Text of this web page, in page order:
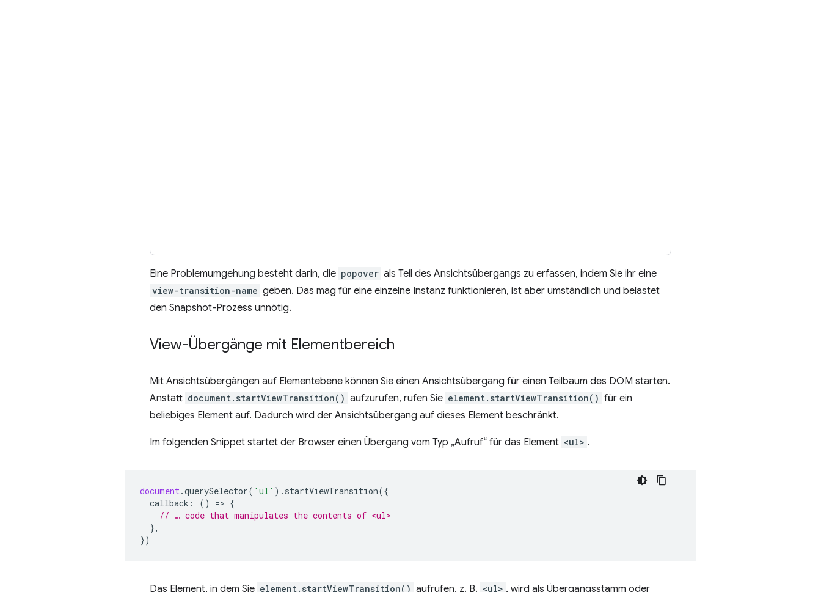
Eine Problemumgehung besteht darin, die popover als Teil des Ansichtsübergangs zu erfassen, indem Sie ihr eine
view-transition-name geben. Das mag für eine einzelne Instanz funktionieren, ist aber umständlich und belastet
den Snapshot-Prozess unnötig.
View-Übergänge mit Elementbereich
Mit Ansichtsübergängen auf Elementebene können Sie einen Ansichtsübergang für einen Teilbaum des DOM starten.
Anstatt document.startViewTransition() aufzurufen, rufen Sie element.startViewTransition() für ein
beliebiges Element auf. Dadurch wird der Ansichtsübergang auf dieses Element beschränkt.
Im folgenden Snippet startet der Browser einen Übergang vom Typ „Aufruf“ für das Element <ul> .
document.querySelector( 'ul' ). startViewTransition({
callback : () => {
// … code that manipulates the contents of <ul>
},
})
Das Element, in dem Sie element.startViewTransition() aufrufen, z. B. <ul> , wird als Übergangsstamm oder